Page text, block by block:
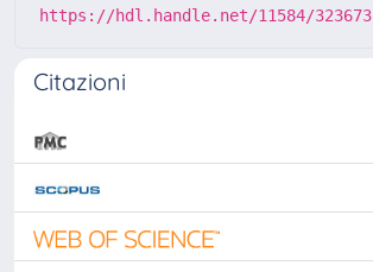
https://hdl.handle.net/11584/323673
Citazioni